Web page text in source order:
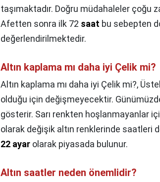
taşımaktadır. Doğru müdahaleler çoğu
Afetten sonra ilk 72 saat bu sebepten
değerlendirilmektedir.
Altın kaplama mı daha iyi Çelik mi?
Altın kaplama mı daha iyi Çelik mi?,
olduğu için değişmeyecektir.
gösterir. Sarı renkten hoşlanmayanlar
olarak değişik altın renklerinde saatleri
22 ayar olarak piyasada bulunur.
Altın saatler neden önemlidir?